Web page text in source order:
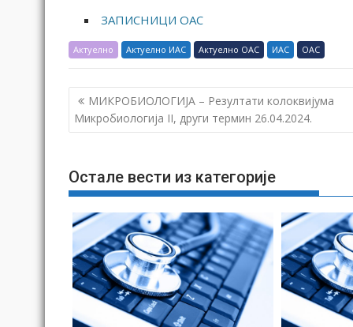
ЗАПИСНИЦИ ОАС
Актуелно Актуелно ИАС Актуелно ОАС ИАС ОАС
К
р
а
њ
е
ч
л
а
МИКРОБИОЛОГИЈА – Резултати колоквијума
Микробиологија II, други термин 26.04.2024.
Остале вести из категорије